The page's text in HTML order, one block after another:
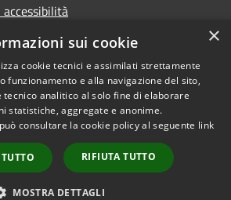
dei servizi
Copyright © 2026 • Comune di
Sansepolcro • Powered by
Municipium•
Accesso
redazione
×
sui cookie
cookie tecnici e assimilati strettamente
funzionamento e alla navigazione del sito,
tecnico analitico al solo fine di elaborare
statistiche, aggregate e anonime.
consultare la cookie policy al seguente link
RIFIUTA TUTTO
MOSTRA DETTAGLI